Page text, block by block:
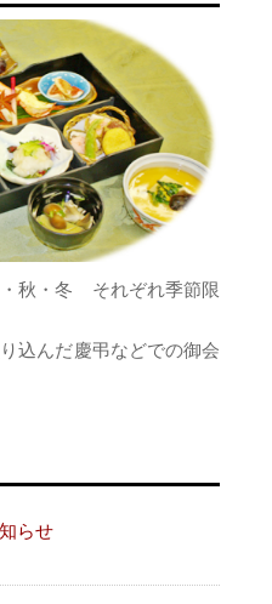
秋・冬 それぞれ季節限
込んだ慶弔などでの御会
らせ